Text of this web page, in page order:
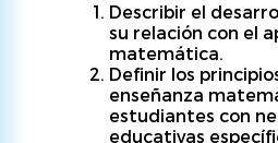
Describir el
su relación con el
matemática.
Definir los
enseñanza
estudiantes con
educativas